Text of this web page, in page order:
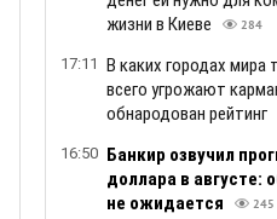
жизни в Киеве
284
17:11 В каких городах мира
всего угрожают
обнародован рейтинг
16:50 Банкир озвучил
доллара в августе:
не ожидается
245